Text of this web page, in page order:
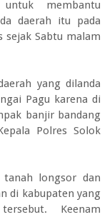
membantu
daerah itu pada
sejak Sabtu malam
yang dilanda
Pagu karena di
banjir bandang
Polres Solok
longsor dan
di kabupaten yang
Keenam